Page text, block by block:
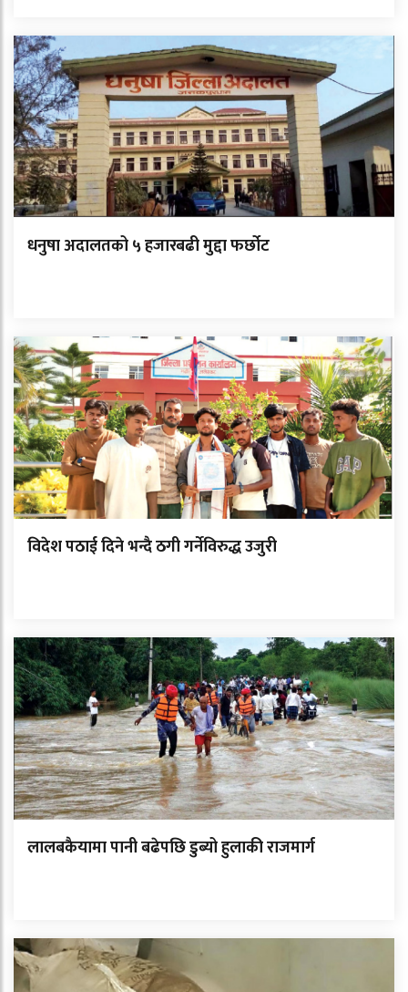
धनुषा अदालतको ५ हजारबढी मुद्दा फर्छोट
विदेश पठाई दिने भन्दै ठगी गर्नेविरुद्ध उजुरी
लालबकैयामा पानी बढेपछि डुब्यो हुलाकी राजमार्ग